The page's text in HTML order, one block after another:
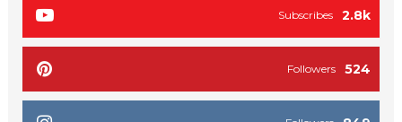
2.8k
Subscribes
524
Followers